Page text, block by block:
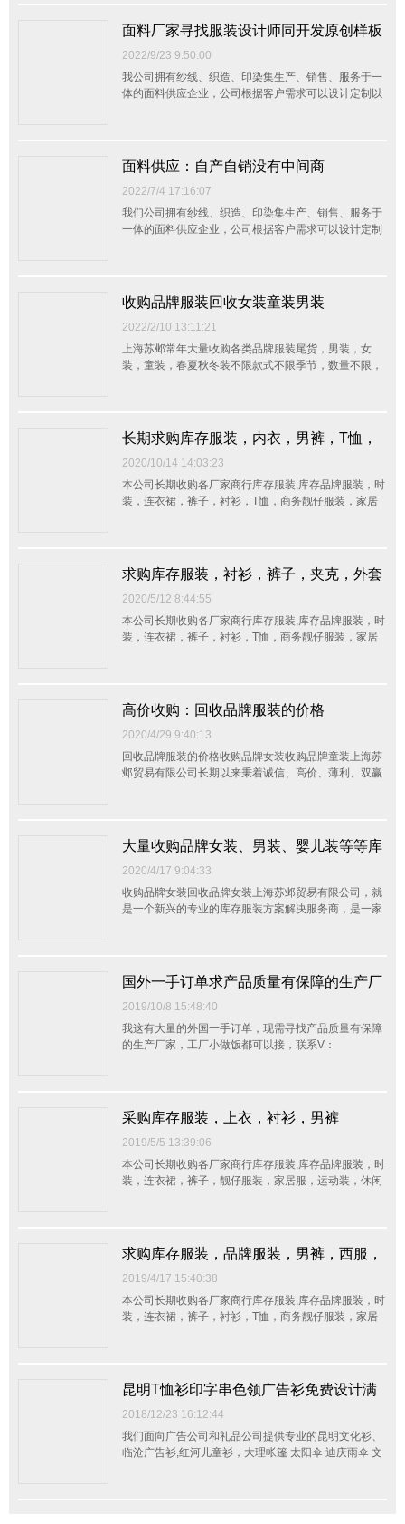
争力，是本公司的经营宗旨。您的满意是我们的追求，
欢迎来...
面料厂家寻找服装设计师同开发原创样板
2022/9/23 9:50:00
我公司拥有纱线、织造、印染集生产、销售、服务于一
体的面料供应企业，公司根据客户需求可以设计定制以
争力，是本公司的经营宗旨。您的满意是我们的追求，
欢迎来...
面料供应：自产自销没有中间商
2022/7/4 17:16:07
我们公司拥有纱线、织造、印染集生产、销售、服务于
一体的面料供应企业，公司根据客户需求可以设计定制
业竞争力，是本公司的经营宗旨。 我们正在寻找具
有电商渠...
收购品牌服装回收女装童装男装
2022/2/10 13:11:21
上海苏邺常年大量收购各类品牌服装尾货，男装，女
装，童装，春夏秋冬装不限款式不限季节，数量不限，
叫随到），现金交易！【主营内容】回收库存服装：
（男装、...
长期求购库存服装，内衣，男裤，T恤，
衬衫
2020/10/14 14:03:23
本公司长期收购各厂家商行库存服装,库存品牌服装，时
装，连衣裙，裤子，衬衫，T恤，商务靓仔服装，家居
方式上门看货定价，以最合理的价钱现金交易。我们真
诚...
求购库存服装，衬衫，裤子，夹克，外套
2020/5/12 8:44:55
本公司长期收购各厂家商行库存服装,库存品牌服装，时
装，连衣裙，裤子，衬衫，T恤，商务靓仔服装，家居
方式上门看货定价，以最合理的价钱现金交易。我们真
诚...
高价收购：回收品牌服装的价格
2020/4/29 9:40:13
回收品牌服装的价格收购品牌女装收购品牌童装上海苏
邺贸易有限公司长期以来秉着诚信、高价、薄利、双赢
面料、辅料，服装设备、百货、工艺品、玩具、家纺及
床上...
大量收购品牌女装、男装、婴儿装等等库
存商品
2020/4/17 9:04:33
收购品牌女装回收品牌女装上海苏邺贸易有限公司，就
是一个新兴的专业的库存服装方案解决服务商，是一家
量身打造去化方案，在为业者盘活库存，增加现金流的
同...
国外一手订单求产品质量有保障的生产厂
家
2019/10/8 15:48:40
我这有大量的外国一手订单，现需寻找产品质量有保障
的生产厂家，工厂小做饭都可以接，联系V：
采购库存服装，上衣，衬衫，男裤
2019/5/5 13:39:06
本公司长期收购各厂家商行库存服装,库存品牌服装，时
装，连衣裙，裤子，靓仔服装，家居服，运动装，休闲
价，以最合理的价钱现金交易。我们真诚感谢各方的来
电，...
求购库存服装，品牌服装，男裤，西服，
连衣裙
2019/4/17 15:40:38
本公司长期收购各厂家商行库存服装,库存品牌服装，时
装，连衣裙，裤子，衬衫，T恤，商务靓仔服装，家居
方式上门看货定价，以最合理的价钱现金交易。我们真
诚...
昆明T恤衫印字串色领广告衫免费设计满
意下单
2018/12/23 16:12:44
我们面向广告公司和礼品公司提供专业的昆明文化衫、
临沧广告衫,红河儿童衫，大理帐篷 太阳伞 迪庆雨伞 文